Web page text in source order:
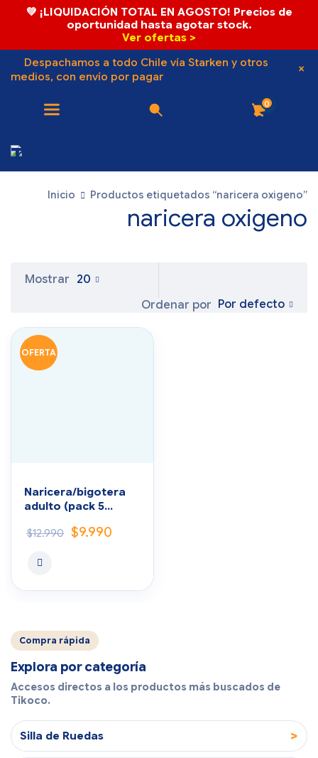
💚 ¡LIQUIDACIÓN TOTAL EN AGOSTO! Precios de
oportunidad hasta agotar stock.
Ver ofertas >
Despachamos a todo Chile vía Starken y otros
medios, con envío por pagar
0
Inicio Productos etiquetados “naricera oxigeno”
naricera oxigeno
Compra rápida
Explora por categoría
Accesos directos a los productos más buscados de
Tikoco.
Silla de Ruedas >
Ordenar por Por defecto
Mostrar 20
OFERTA
Naricera/bigotera
adulto (pack 5
$12.990 $9.990